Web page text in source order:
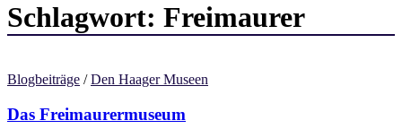
Schlagwort: Freimaurer
Blogbeiträge /Den Haager Museen
Das Freimaurermuseum